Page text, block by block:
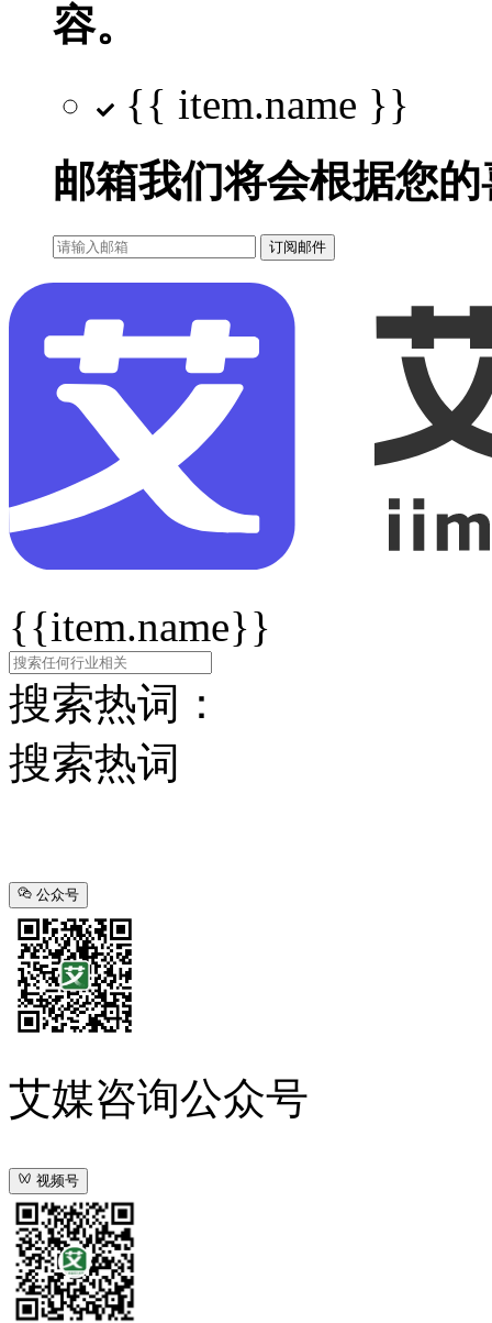
容。
{{ item.name }}
邮箱我们将会根据您
订阅邮件
{{item.name}}
搜索热词：
搜索热词
公众号
艾媒咨询公众号
视频号